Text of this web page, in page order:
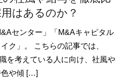
はあるのか？
センター」「M&Aキャピタル
ク」。 こちらの記事では、
を考えている人に向け、社風や
や傾 […]